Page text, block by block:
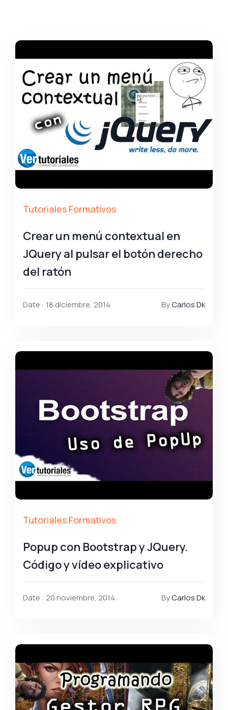
Tutoriales Formativos
Crear un menú contextual en
JQuery al pulsar el botón derecho
del ratón
Date : 18 diciembre, 2014 ByCarlos Dk
Tutoriales Formativos
Popup con Bootstrap y JQuery.
Código y vídeo explicativo
Date : 20 noviembre, 2014 ByCarlos Dk